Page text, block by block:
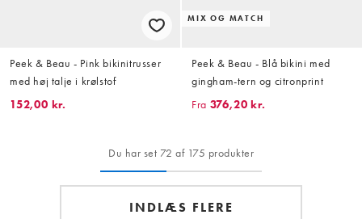
Peek & Beau - Pink bikinitrusser
med høj talje i krølstof
152,00 kr.
MIX OG MATCH
Peek & Beau - Blå bikini med
gingham-tern og citronprint
Fra 376,20 kr.
Du har set 72 af 175 produkter
INDLÆS FLERE